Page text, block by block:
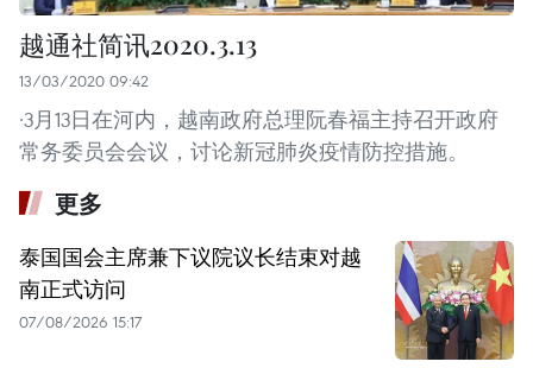
越通社简讯2020.3.13
13/03/2020 09:42
·3月13日在河内，越南政府总理阮春福主持召开政府
常务委员会会议，讨论新冠肺炎疫情防控措施。
更多
泰国国会主席兼下议院议长结束对越
南正式访问
07/08/2026 15:17